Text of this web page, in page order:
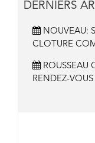
DERNIERS
NOUVEAU:
CLOTURE
ROUSSEAU
RENDEZ-